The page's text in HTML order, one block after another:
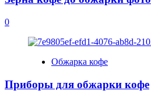
0
Обжарка кофе
Приборы для обжарки кофе